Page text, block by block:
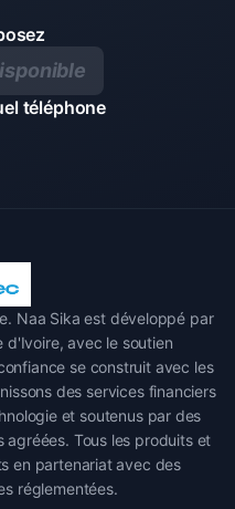
téléphone
Naa Sika est développé par
d'Ivoire, avec le soutien
se construit avec les
des services financiers
et soutenus par des
agréées. Tous les produits et
en partenariat avec des
réglementées.